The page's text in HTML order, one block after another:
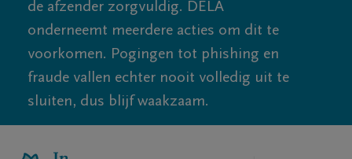
de afzender zorgvuldig. DELA
onderneemt meerdere acties om dit te
voorkomen. Pogingen tot phishing en
fraude vallen echter nooit volledig uit te
sluiten, dus blijf waakzaam.